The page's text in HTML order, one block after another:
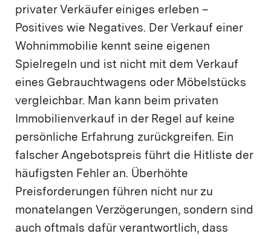
privater Verkäufer einiges erleben –
Positives wie Negatives. Der Verkauf einer
Wohnimmobilie kennt seine eigenen
Spielregeln und ist nicht mit dem Verkauf
eines Gebrauchtwagens oder Möbelstücks
vergleichbar. Man kann beim privaten
Immobilienverkauf in der Regel auf keine
persönliche Erfahrung zurückgreifen. Ein
falscher Angebotspreis führt die Hitliste der
häufigsten Fehler an. Überhöhte
Preisforderungen führen nicht nur zu
monatelangen Verzögerungen, sondern sind
auch oftmals dafür verantwortlich, dass